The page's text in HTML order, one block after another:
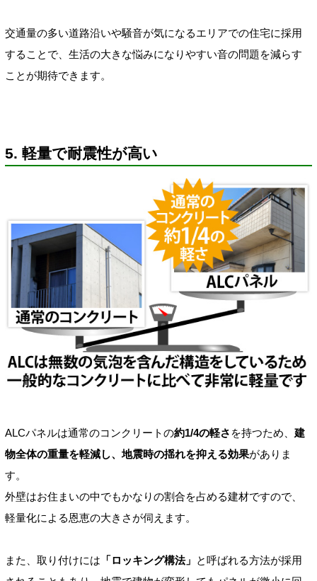
交通量の多い道路沿いや騒音が気になるエリアでの住宅に採用
することで、生活の大きな悩みになりやすい音の問題を減らす
ことが期待できます。
5. 軽量で耐震性が高い
ALCパネルは通常のコンクリートの約1/4の軽さ を持つため、 建
物全体の重量を軽減し、地震時の揺れを抑える効果がありま
す。
外壁はお住まいの中でもかなりの割合を占める建材ですので、
軽量化による恩恵の大きさが伺えます。
また、取り付けには 「ロッキング構法」 と呼ばれる方法が採用